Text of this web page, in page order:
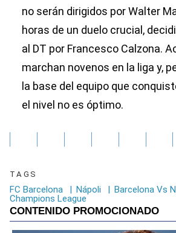
no serán dirigidos por Walter
horas de un duelo crucial,
al DT por Francesco Calzona.
marchan novenos en la liga y,
la base del equipo que
el nivel no es óptimo.
TAGS
FC Barcelona | Nápoli | Barcelona Vs
Champions League